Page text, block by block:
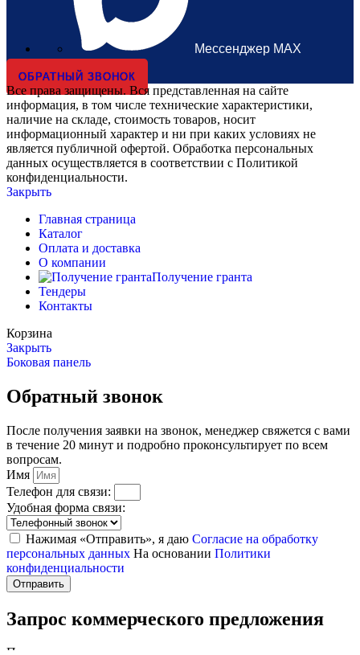
Мессенджер MAX
ОБРАТНЫЙ ЗВОНОК
Все права защищены. Вся представленная на сайте
информация, в том числе технические характеристики,
наличие на складе, стоимость товаров, носит
информационный характер и ни при каких условиях не
является публичной офертой. Обработка персональных
данных осуществляется в соответствии с Политикой
конфиденциальности.
Закрыть
Главная страница
Каталог
Оплата и доставка
О компании
Получение гранта
Тендеры
Контакты
Корзина
Закрыть
Боковая панель
Обратный звонок
После получения заявки на звонок, менеджер свяжется с вами
в течение 20 минут и подробно проконсультирует по всем
вопросам.
Имя
Телефон для связи:
Удобная форма связи:
Нажимая «Отправить», я даю Согласие на обработку
персональных данных На основании Политики
конфиденциальности
Отправить
Запрос коммерческого предложения